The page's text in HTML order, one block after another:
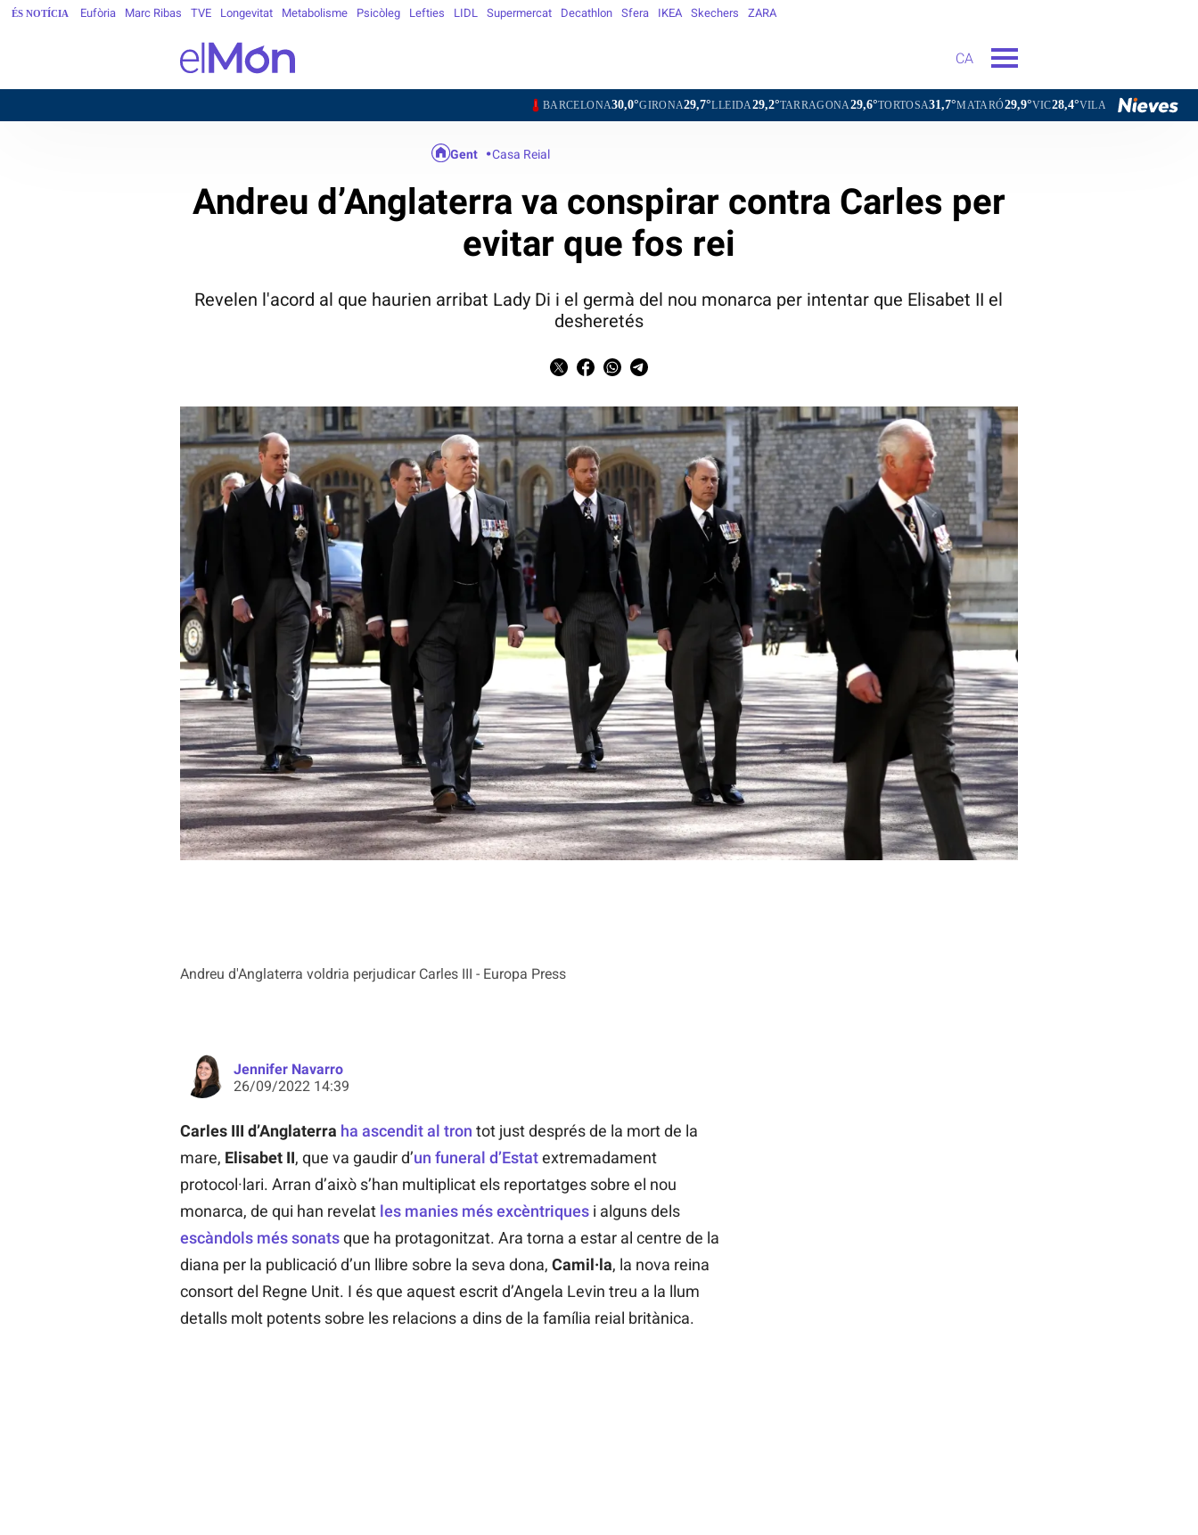
ÉS NOTÍCIA Eufòria Marc Ribas TVE Longevitat Metabolisme Psicòleg Lefties LIDL Supermercat Decathlon Sfera IKEA Skechers ZARA
CA
30,0°GIRONA29,7°LLEIDA29,2°TARRAGONA29,6°TORTOSA31,7°MATARÓ29,9°VIC28,4°VILAFRANCA DEL PENEDÈS29,8°
Andreu d'Anglaterra voldria perjudicar Carles III - Europa Press
Gent Casa Reial
Andreu d’Anglaterra va conspirar contra Carles per
evitar que fos rei
Revelen l'acord al que haurien arribat Lady Di i el germà del nou monarca per intentar que Elisabet II el
desheretés
Jennifer Navarro
26/09/2022 14:39
Carles III d’Anglaterra ha ascendit al tron tot just després de la mort de la
mare, Elisabet II, que va gaudir d’un funeral d’Estatextremadament
protocol·lari. Arran d’això s’han multiplicat els reportatges sobre el nou
monarca, de qui han revelat les manies més excèntriquesi alguns dels
escàndols més sonatsque ha protagonitzat. Ara torna a estar al centre de la
diana per la publicació d’un llibre sobre la seva dona, Camil·la, la nova reina
consort del Regne Unit. I és que aquest escrit d’Angela Levin treu a la llum
detalls molt potents sobre les relacions a dins de la família reial britànica.